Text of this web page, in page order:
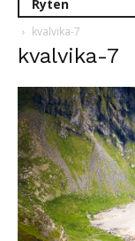
Ryten
kvalvika-7
kvalvika-7